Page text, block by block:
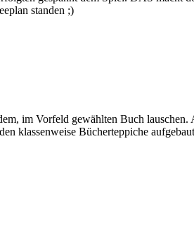
standen ;)
im Vorfeld gewählten Buch
klassenweise Bücherteppiche